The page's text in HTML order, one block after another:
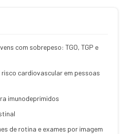
com sobrepeso: TGO, TGP e
cardiovascular em pessoas
imunodeprimidos
de rotina e exames por imagem